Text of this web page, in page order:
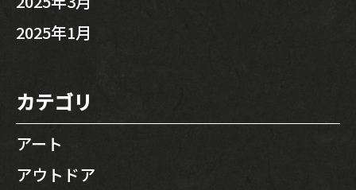
2025年1月
カテゴリ
アート
アウトドア